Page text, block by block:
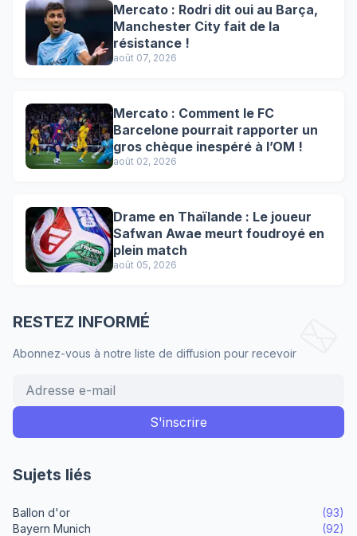
Mercato : Rodri dit oui au Barça,
Manchester City fait de la
résistance !
août 07, 2026
Mercato : Comment le FC
Barcelone pourrait rapporter un
gros chèque inespéré à l’OM !
août 02, 2026
Drame en Thaïlande : Le joueur
Safwan Awae meurt foudroyé en
plein match
août 05, 2026
RESTEZ INFORMÉ
Abonnez-vous à notre liste de diffusion pour recevoir
Sujets liés
Ballon d'or
(93)
Bayern Munich
(92)